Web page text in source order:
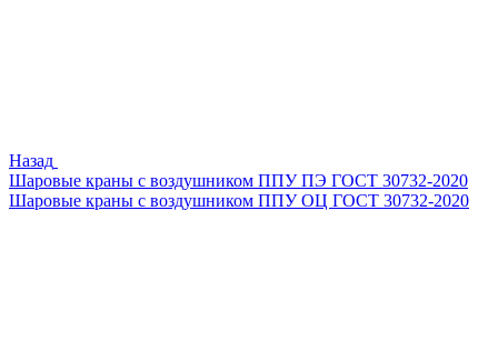
Назад
Шаровые краны с воздушником ППУ ПЭ ГОСТ 30732-2020
Шаровые краны с воздушником ППУ ОЦ ГОСТ 30732-2020